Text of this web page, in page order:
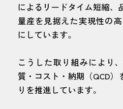
によるリードタイム短縮、
量産を見据えた実現性の
にしています。
こうした取り組みにより
質・コスト・納期（QCD）
りを推進しています。